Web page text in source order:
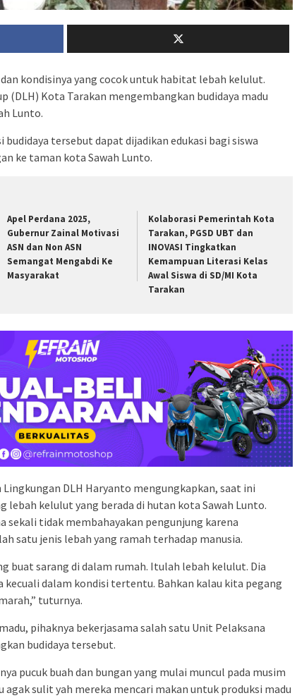
kondisinya yang cocok untuk habitat lebah kelulut.
(DLH) Kota Tarakan mengembangkan budidaya madu
Lunto.
tersebut dapat dijadikan edukasi bagi siswa
ke taman kota Sawah Lunto.
Apel Perdana 2025,
Gubernur Zainal Motivasi
ASN dan Non ASN
Semangat Mengabdi Ke
Masyarakat
Kolaborasi Pemerintah Kota
Tarakan, PGSD UBT dan
INOVASI Tingkatkan
Kemampuan Literasi Kelas
Awal Siswa di SD/MI Kota
Tarakan
DLH Haryanto mengungkapkan, saat ini
lebah kelulut yang berada di hutan kota Sawah Lunto.
sekali tidak membahayakan pengunjung karena
satu jenis lebah yang ramah terhadap manusia.
buat sarang di dalam rumah. Itulah lebah kelulut. Dia
kecuali dalam kondisi tertentu. Bahkan kalau kita pegang
tuturnya.
pihaknya bekerjasama salah satu Unit Pelaksana
budidaya tersebut.
pucuk buah dan bungan yang mulai muncul pada musim
agak sulit yah mereka mencari makan untuk produksi madu